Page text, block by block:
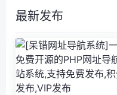
最新发布